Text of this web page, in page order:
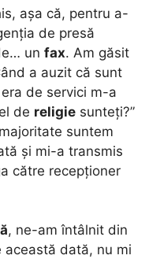
așa că, pentru a-
de presă
un fax. Am găsit
a auzit că sunt
de servici m-a
de religie sunteți?”
suntem
și mi-a transmis
către recepționer
, ne-am întâlnit din
această dată, nu mi